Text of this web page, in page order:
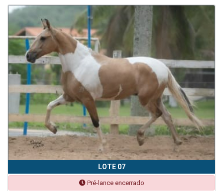
LOTE 07
Pré-lance encerrado